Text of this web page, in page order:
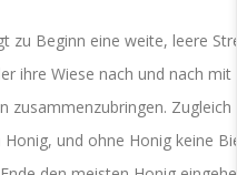
zu Beginn eine weite, leere
ihre Wiese nach und nach
zusammenzubringen.
und ohne Honig keine